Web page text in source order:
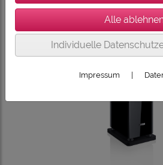
Individuelle
Impressum